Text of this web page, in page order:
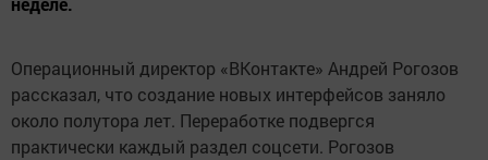
Операционный директор «ВКонтакте» Андрей Рогозов
рассказал, что создание новых интерфейсов заняло
около полутора лет. Переработке подвергся
практически каждый раздел соцсети. Рогозов